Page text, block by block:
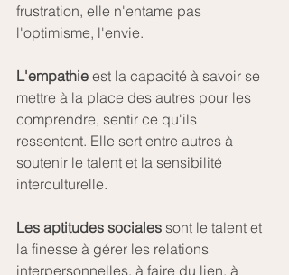
frustration, elle n'entame pas
l'optimisme, l'envie.
L'empathie est la capacité à savoir se
mettre à la place des autres pour les
comprendre, sentir ce qu'ils
ressentent. Elle sert entre autres à
soutenir le talent et la sensibilité
interculturelle.
Les aptitudes sociales sont le talent et
la finesse à gérer les relations
interpersonnelles, à faire du lien, à